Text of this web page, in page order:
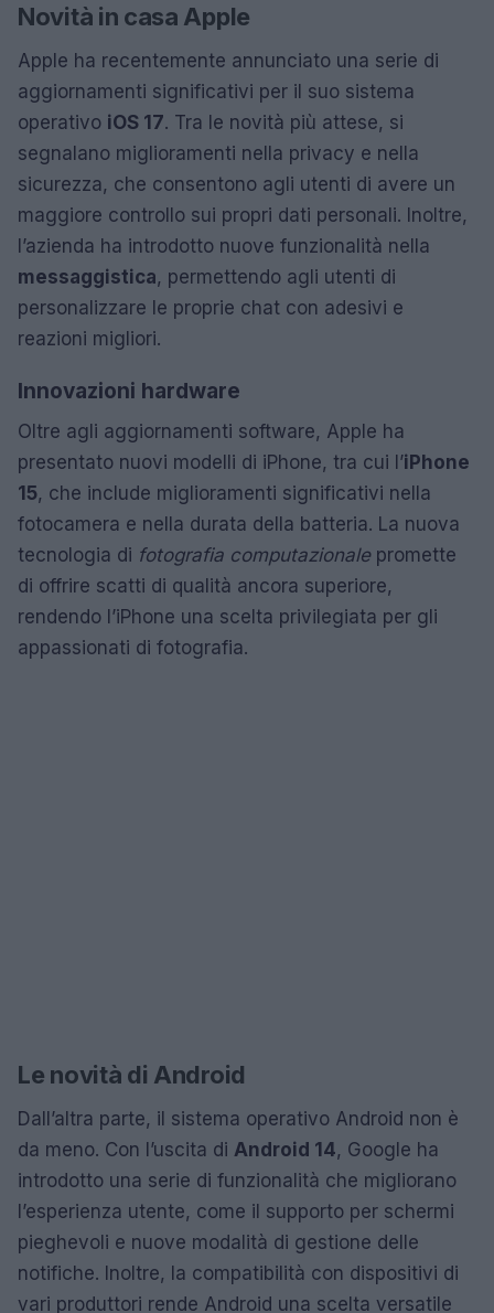
Novità in casa Apple
Apple ha recentemente annunciato una serie di
aggiornamenti significativi per il suo sistema
operativo iOS 17. Tra le novità più attese, si
segnalano miglioramenti nella privacy e nella
sicurezza, che consentono agli utenti di avere un
maggiore controllo sui propri dati personali. Inoltre,
l’azienda ha introdotto nuove funzionalità nella
messaggistica, permettendo agli utenti di
personalizzare le proprie chat con adesivi e
reazioni migliori.
Innovazioni hardware
Oltre agli aggiornamenti software, Apple ha
presentato nuovi modelli di iPhone, tra cui l’iPhone
15, che include miglioramenti significativi nella
fotocamera e nella durata della batteria. La nuova
tecnologia di fotografia computazionalepromette
di offrire scatti di qualità ancora superiore,
rendendo l’iPhone una scelta privilegiata per gli
appassionati di fotografia.
Le novità di Android
Dall’altra parte, il sistema operativo Android non è
da meno. Con l’uscita di Android 14, Google ha
introdotto una serie di funzionalità che migliorano
l’esperienza utente, come il supporto per schermi
pieghevoli e nuove modalità di gestione delle
notifiche. Inoltre, la compatibilità con dispositivi di
vari produttori rende Android una scelta versatile